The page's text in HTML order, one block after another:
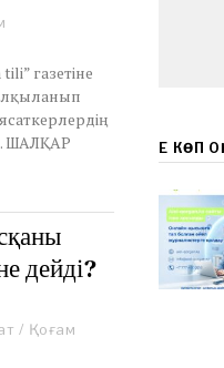
газетіне
ШАЛҚАР
дейді?
/ Қоғам
ЕҢ КӨП